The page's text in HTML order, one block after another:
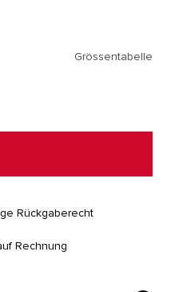
Grössentabelle
Rückgaberecht
Rechnung